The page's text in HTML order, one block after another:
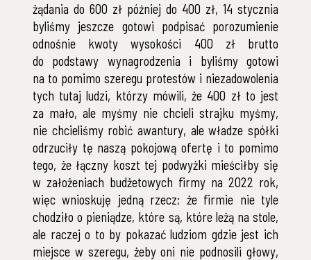
żądania do 600 zł później do 400 zł, 14 stycznia
byliśmy jeszcze gotowi podpisać porozumienie
odnośnie kwoty wysokości 400 zł brutto
do podstawy wynagrodzenia i byliśmy gotowi
na to pomimo szeregu protestów i niezadowolenia
tych tutaj ludzi, którzy mówili, że 400 zł to jest
za mało, ale myśmy nie chcieli strajku myśmy,
nie chcieliśmy robić awantury, ale władze spółki
odrzuciły tę naszą pokojową ofertę i to pomimo
tego, że łączny koszt tej podwyżki mieściłby się
w założeniach budżetowych firmy na 2022 rok,
więc wnioskuję jedną rzecz; że firmie nie tyle
chodziło o pieniądze, które są, które leżą na stole,
ale raczej o to by pokazać ludziom gdzie jest ich
miejsce w szeregu, żeby oni nie podnosili głowy,